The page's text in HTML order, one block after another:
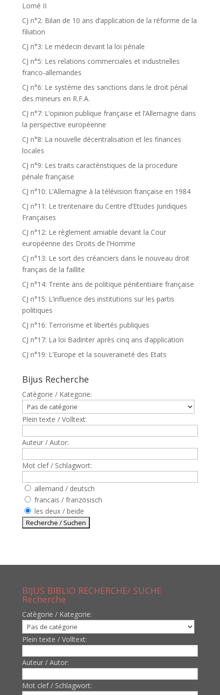
Lomé II
CJ n°2: Bilan de 10 ans d’application de la réforme de la
filiation
CJ n°3: Le médecin devant la loi pénale
CJ n°5: Les relations commerciales et industrielles
franco-allemandes
CJ n°6: Le système des sanctions dans le droit pénal
des mineurs en R.F.A.
CJ n°7: L’opinion publique française et l’Allemagne dans
la perspective européenne
CJ n°8: La nouvelle décentralisation et les finances
locales
CJ n°9: Les traits caractéristiques de la procedure
pénale française
CJ n°10: L’Allemagne à la télévision française en 1984
CJ n°11: Le trentenaire du Centre d’Etudes Juridiques
Françaises
CJ n°12: Le règlement amiable devant la Cour
européenne des Droits de l’Homme
CJ n°13: Le sort des créanciers dans le nouveau droit
français de la faillite
CJ n°14: Trente ans de politique pénitentiaire française
CJ n°15: L’influence des institutions sur les partis
politiques
CJ n°16: Terrorisme et libertés publiques
CJ n°17: La loi Badinter après cinq ans d’application
CJ n°19: L’Europe et la souveraineté des Etats
Bijus Recherche
Catègorie / Kategorie:
Plein texte / Volltext:
Auteur / Autor:
Mot clef / Schlagwort:
allemand / deutsch
francais / französisch
les deux / beide
BIJUS BIBLIO RECHERCHE/ SUCHE
Recherche
Catègorie / Kategorie:
Plein texte / Volltext:
Auteur / Autor:
Mot clef / Schlagwort: